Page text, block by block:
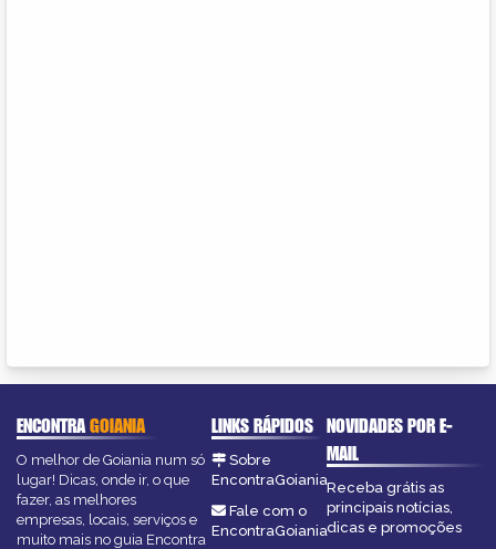
ENCONTRAGOIANIA
O melhor de Goiania num só
lugar! Dicas, onde ir, o que
fazer, as melhores
empresas, locais, serviços e
muito mais no guia Encontra
LINKS RÁPIDOS
Sobre
EncontraGoiania
Fale com o
EncontraGoiania
NOVIDADES POR E-
MAIL
Receba grátis as
principais notícias,
dicas e promoções